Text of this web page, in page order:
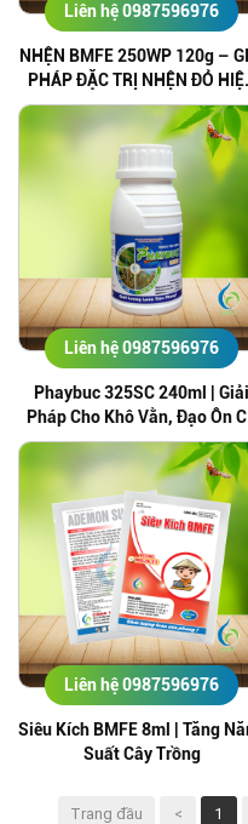
Liên hệ 0987596976
NHỆN BMFE 250WP 120g –
PHÁP ĐẶC TRỊ NHỆN ĐỎ
QUẢ
Liên hệ 0987596976
Phaybuc 325SC 240ml | Giải
Pháp Cho Khô Vằn, Đạo Ôn
Bông
Liên hệ 0987596976
Siêu Kích BMFE 8ml | Tăng
Suất Cây Trồng
Trang đầu < 1